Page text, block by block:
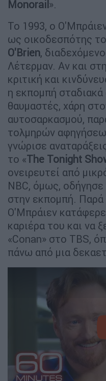
Monorail ».
Το 1993, ο
ως οικοδεσπότης
O'Brien,
Λέτερμαν. Αν και
κριτική και
η εκπομπή
θαυμαστές, χάρη
αυτοσαρκασμού,
τολμηρών
γνώρισε
το «The Tonight
ονειρευτεί από
NBC, όμως,
στην εκπομπή.
Ο'Μπράιεν
καριέρα του και να
«Conan» στο TBS,
πάνω από μια